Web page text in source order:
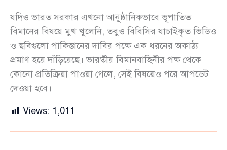
যদিও ভারত সরকার এখনো আনুষ্ঠানিকভাবে ভূপাতিত
বিমানের বিষয়ে মুখ খুলেনি, তবুও বিবিসির যাচাইকৃত ভিডিও
ও ছবিগুলো পাকিস্তানের দাবির পক্ষে এক ধরনের অকাঠ্য
প্রমাণ হয়ে দাঁড়িয়েছে। ভারতীয় বিমানবাহিনীর পক্ষ থেকে
কোনো প্রতিক্রিয়া পাওয়া গেলে, সেই বিষয়েও পরে আপডেট
দেওয়া হবে।
Views: 1,011